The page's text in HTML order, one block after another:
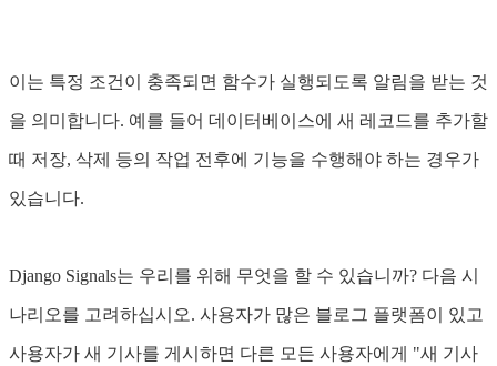
이는 특정 조건이 충족되면 함수가 실행되도록 알림을 받는 것
을 의미합니다. 예를 들어 데이터베이스에 새 레코드를 추가할
때 저장, 삭제 등의 작업 전후에 기능을 수행해야 하는 경우가
있습니다.
Django Signals는 우리를 위해 무엇을 할 수 있습니까? 다음 시
나리오를 고려하십시오. 사용자가 많은 블로그 플랫폼이 있고
사용자가 새 기사를 게시하면 다른 모든 사용자에게 "새 기사